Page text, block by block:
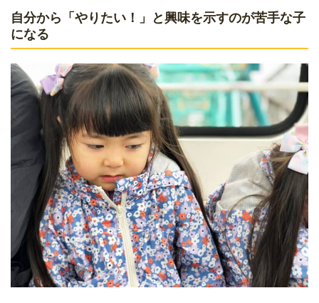
自分から「やりたい！」と興味を示すのが苦手な子
になる